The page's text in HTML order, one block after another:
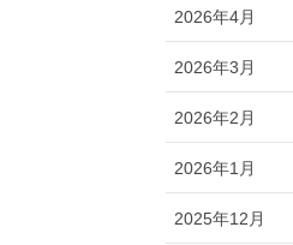
2026年4月
2026年3月
2026年2月
2026年1月
2025年12月